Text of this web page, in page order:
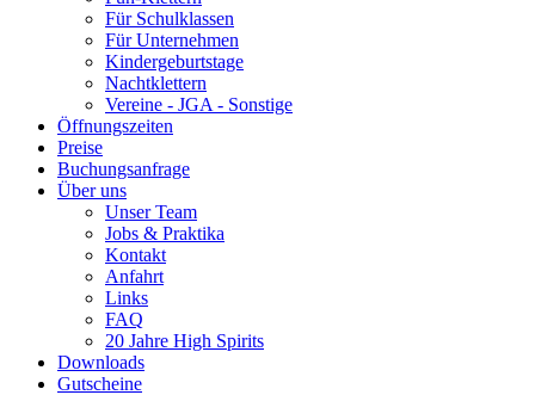
Für Schulklassen
Für Unternehmen
Kindergeburtstage
Nachtklettern
Vereine - JGA - Sonstige
Öffnungszeiten
Preise
Buchungsanfrage
Über uns
Unser Team
Jobs & Praktika
Kontakt
Anfahrt
Links
FAQ
20 Jahre High Spirits
Downloads
Gutscheine